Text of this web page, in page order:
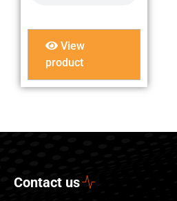
View
product
Contact us